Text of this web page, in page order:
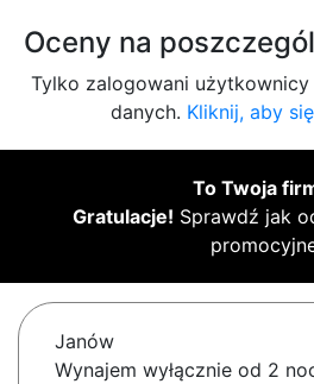
Oceny na
Tylko zalogowani
danych. Kliknij, aby
To Twoja
Gratulacje! Sprawdź jak
Janów
Wynajem wyłącznie od 2